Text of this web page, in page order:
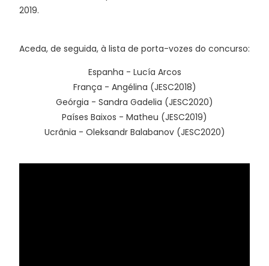
2019.
Aceda, de seguida, à lista de porta-vozes do concurso:
Espanha - Lucía Arcos
França - Angélina (JESC2018)
Geórgia - Sandra Gadelia (JESC2020)
Países Baixos - Matheu (JESC2019)
Ucrânia - Oleksandr Balabanov (JESC2020)